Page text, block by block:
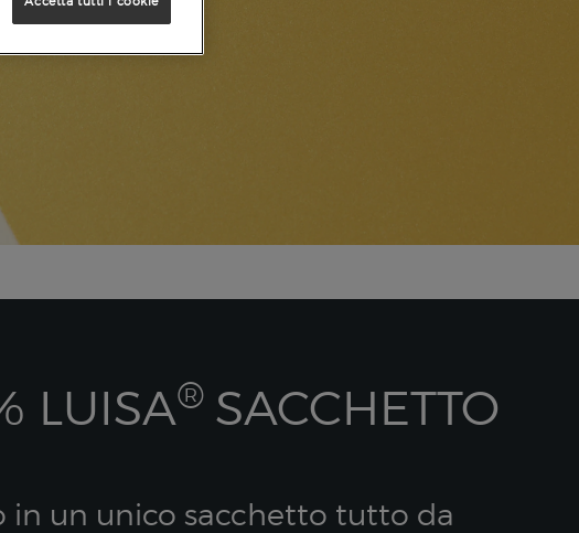
LUISA® SACCHETTO
in un unico sacchetto tutto da